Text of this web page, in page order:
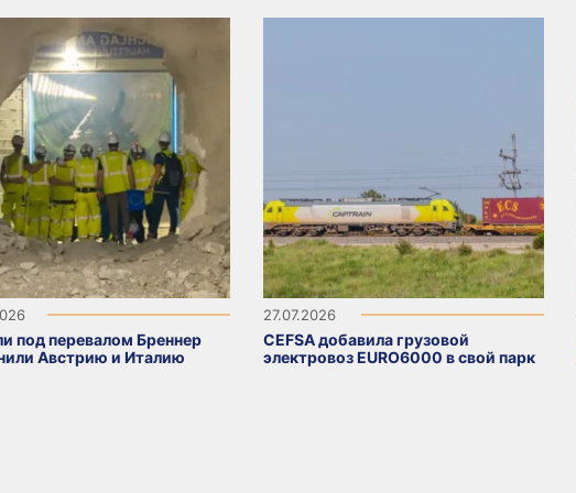
под перевалом Бреннер
Австрию и Италию
27.07.2026
CEFSA добавила грузовой
электровоз EURO6000 в свой парк